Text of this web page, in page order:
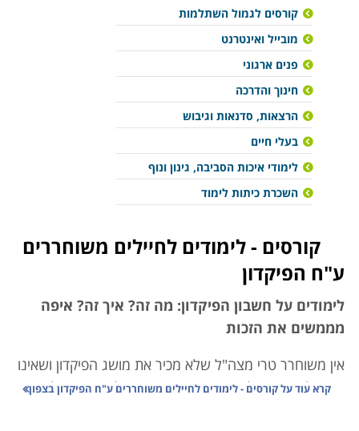
קורסים לגמול השתלמות
מובייל ואינטרנט
פנים ארגוני
חינוך והדרכה
הרצאות, סדנאות וגיבוש
בעלי חיים
לימודי איכות הסביבה, גינון ונוף
השכרת כיתות לימוד
קורסים - לימודים לחיילים משוחררים
ע"ח הפיקדון
לימודים על חשבון הפיקדון: מה זה? איך זה? איפה
מממשים את הזכות
אין משוחרר טרי מצה"ל שלא מכיר את מושג הפיקדון ושאינו
רוצה לדעת איך לעשות בו שימוש. הקרן להכוונת חיילים
קרא עוד עלקורסים - לימודים לחיילים משוחררים ע"ח הפיקדון בצפון